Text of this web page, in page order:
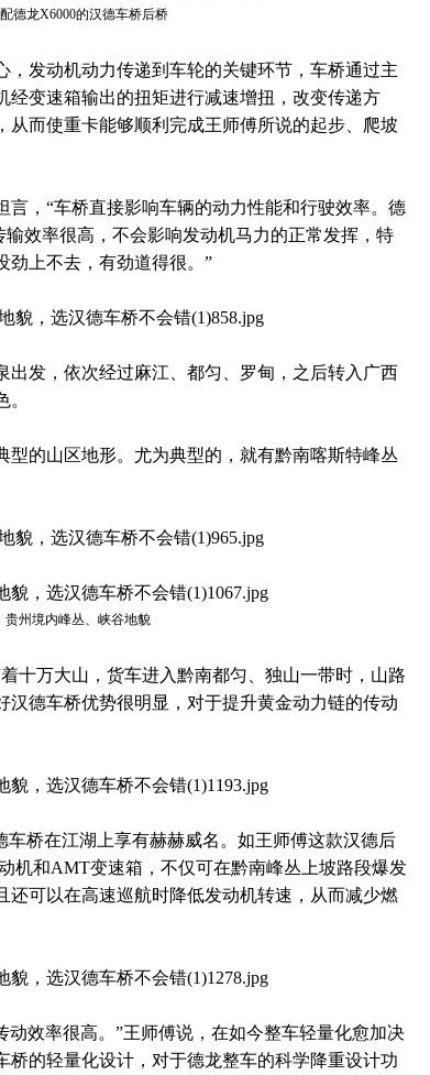
德龙X6000的汉德车桥后桥
，发动机动力传递到车轮的关键环节，车桥通过主
经变速箱输出的扭矩进行减速增扭，改变传递方
从而使重卡能够顺利完成王师傅所说的起步、爬坡
言，“车桥直接影响车辆的动力性能和行驶效率。德
效率很高，不会影响发动机马力的正常发挥，特
劲上不去，有劲道得很。”
出发，依次经过麻江、都匀、罗甸，之后转入广西
型的山区地形。尤为典型的，就有黔南喀斯特峰丛
贵州境内峰丛、峡谷地貌
十万大山，货车进入黔南都匀、独山一带时，山路
汉德车桥优势很明显，对于提升黄金动力链的传动
车桥在江湖上享有赫赫威名。如王师傅这款汉德后
机和AMT变速箱，不仅可在黔南峰丛上坡路段爆发
还可以在高速巡航时降低发动机转速，从而减少燃
动效率很高。”王师傅说，在如今整车轻量化愈加决
桥的轻量化设计，对于德龙整车的科学降重设计功